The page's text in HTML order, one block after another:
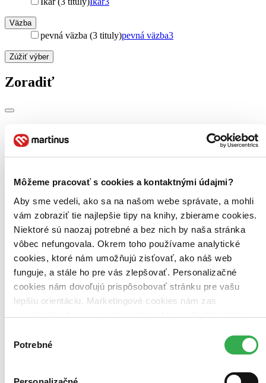
Môžeme pracovať s cookies a kontaktnými údajmi?
Aby sme vedeli, ako sa na našom webe správate, a mohli
vám zobraziť tie najlepšie tipy na knihy, zbierame cookies.
Niektoré sú naozaj potrebné a bez nich by naša stránka
vôbec nefungovala. Okrem toho používame analytické
cookies, ktoré nám umožňujú zisťovať, ako náš web
funguje, a stále ho pre vás zlepšovať. Personalizačné
cookies nám dovoľujú prispôsobovať stránku pre vašu
lepšiu orientáciu. Marketingové cookies nám zas
umožňujú zobrazenie relevantnej reklamy. Niektoré údaje
keby sme mohli používať všetky tieto cookies. Ďakujeme!
súhlasu
Potrebné
Väzba
pevná väzba (3 tituly)pevná väzba3
Zúžiť výber
Zoradiť
Bestsellery
Novinky
Najlacnejšie
Zrušiť filtre
Autor Cathleen MillerPrekladateľ Andrea Cániková